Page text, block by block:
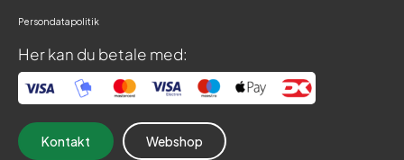
Persondatapolitik
Her kan du betale med:
Kontakt Webshop